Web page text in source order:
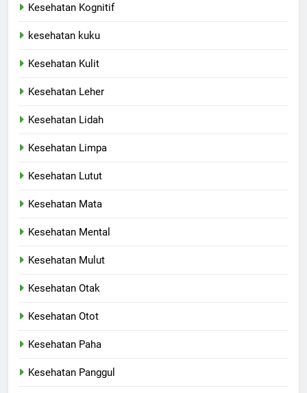
Kesehatan Kognitif
kesehatan kuku
Kesehatan Kulit
Kesehatan Leher
Kesehatan Lidah
Kesehatan Limpa
Kesehatan Lutut
Kesehatan Mata
Kesehatan Mental
Kesehatan Mulut
Kesehatan Otak
Kesehatan Otot
Kesehatan Paha
Kesehatan Panggul